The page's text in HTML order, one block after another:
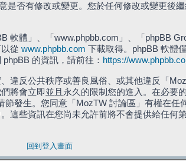
否有修改或變更。您於任何修改或變更後
軟體」、「www.phpbb.com」、「phpBB
從 www.phpbb.com 下載取得。phpBB 軟體
的資訊，請前往： https://
違反公共秩序或善良風俗、或其他違反「
將會立即並且永久的限制您的進入。在必要
發生。您同意「MozTW 討論區」有權在任
這些資訊在您尚未允許前將不會提供給任何
回到登入畫面